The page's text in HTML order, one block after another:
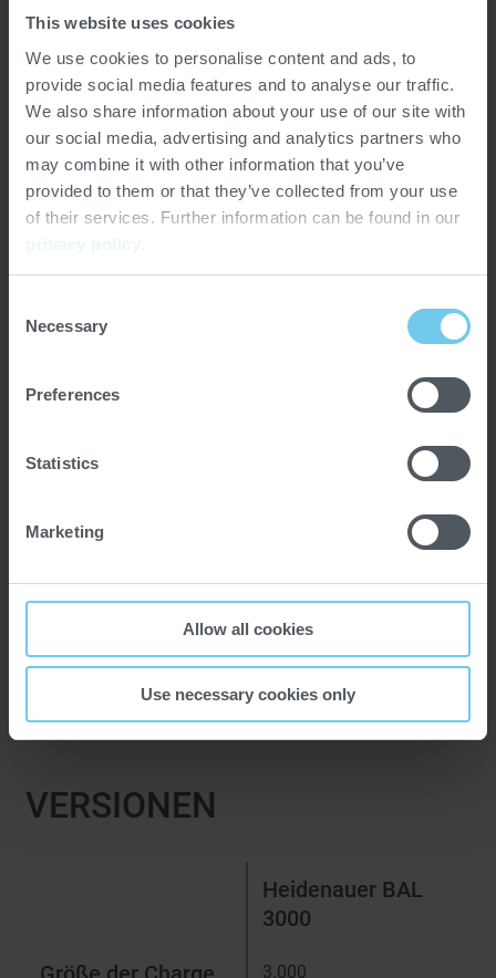
This website uses cookies
We use cookies to personalise content and ads, to
provide social media features and to analyse our traffic.
We also share information about your use of our site with
our social media, advertising and analytics partners who
may combine it with other information that you’ve
provided to them or that they’ve collected from your use
of their services. Further information can be found in our
privacy policy
Selection
Necessary
Preferences
Statistics
Marketing
Allow all cookies
Use necessary cookies only
effektive und traditionelle Methode zur Behandlung von
Kakaomasse dar und dient als Alternative zur
Alkalisierung von Nibs. Er wurde entwickelt, um
Kakaomasse zu entkeimen und zu alkalisieren und
gleichzeitig die nachgeschalteten Verarbeitungszeiten
deutlich zu reduzieren. Er kombiniert einen BMD Batch
Mixer Double mit einer integrierten Vakuumpumpe.
Masse in die Mitte jedes Troges leiten. Durch das
Erhitzen unter Vakuumbedingungen werden
unerwünschte flüchtige Bestandteile entfernt - das
VERSIONEN
Heidenauer BAL
3000
3.000